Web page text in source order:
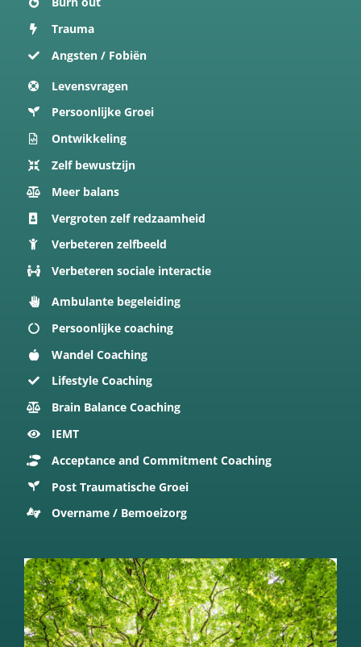
Trauma
Angsten / Fobiën
Levensvragen
Persoonlijke Groei
Ontwikkeling
Zelf bewustzijn
Meer balans
Vergroten zelf redzaamheid
Verbeteren zelfbeeld
Verbeteren sociale interactie
Ambulante begeleiding
Persoonlijke coaching
Wandel Coaching
Lifestyle Coaching
Brain Balance Coaching
IEMT
Acceptance and Commitment Coaching
Post Traumatische Groei
Overname / Bemoeizorg